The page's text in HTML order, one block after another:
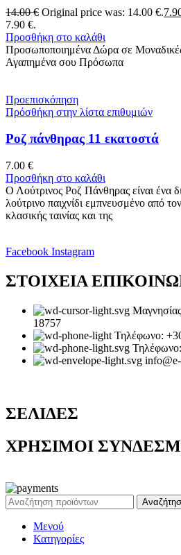
14.00€ Original price was: 14.00 €.
7.90 €.
Προσθήκη στο καλάθι
Προσωποποιημένα Δώρα σε
Αγαπημένα σου Πρόσωπα
Προεπισκόπηση
Πρόσθήκη στην λίστα επιθυμιών
Ροζ πάνθηρας 11 εκατοστά
7.00 €
Προσθήκη στο καλάθι
Ο Λούτρινος Ροζ Πάνθηρας είναι ένα
λούτρινο παιχνίδι εμπνευσμένο από
κλασικής ταινίας και της
Facebook Instagram
ΣΤΟΙΧΕΙΑ
18757
Τηλέφωνο:
ΣΕΛΙΔΕΣ
ΧΡΗΣΙΜΟΙ
Μενού
Κατηγορίες